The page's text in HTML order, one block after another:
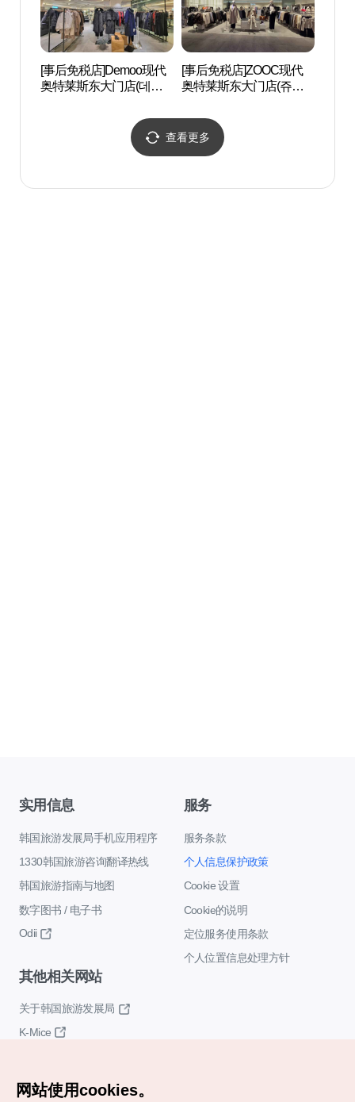
[事后免税店]Demoo现代
奥特莱斯东大门店(데무
[事后免税店]ZOOC现代
奥特莱斯东大门店(쥬크
查看更多
实用信息
韩国旅游发展局手机应用程序
1330韩国旅游咨询翻译热线
韩国旅游指南与地图
数字图书 / 电子书
Odii
服务
服务条款
个人信息保护政策
Cookie 设置
Cookie的说明
定位服务使用条款
个人位置信息处理方针
其他相关网站
关于韩国旅游发展局
K-Mice
网站使用cookies。